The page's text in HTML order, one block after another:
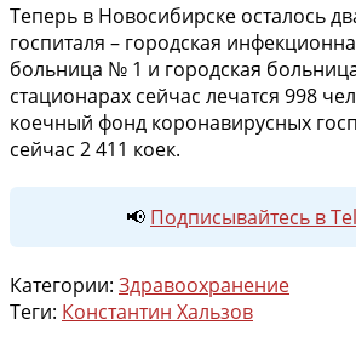
Теперь в Новосибирске осталось
госпиталя – городская
больница № 1 и городская
стационарах сейчас лечатся 998
коечный фонд коронавирусных
сейчас 2 411 коек.
📢 Подписывайтесь в
Категории: Здравоохранение
Теги: Константин Хальзов